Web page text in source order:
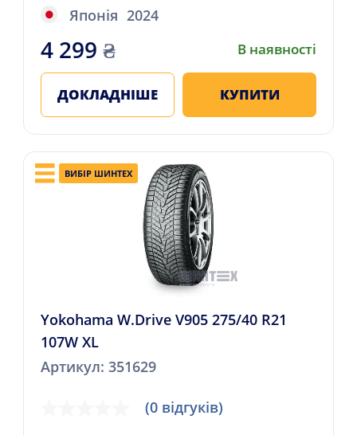
Японія 2024
4 299 ₴ В наявності
ДОКЛАДНІШЕ КУПИТИ
ВИБІР ШИНТЕХ
Yokohama W.Drive V905 275/40 R21
107W XL
Артикул: 351629
(0 відгуків)